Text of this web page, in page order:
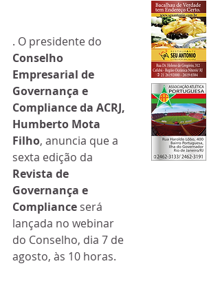
. O presidente do
Conselho
Empresarial de
Governança e
Compliance da ACRJ,
Humberto Mota
Filho, anuncia que a
sexta edição da
Revista de
Governança e
Compliance será
lançada no webinar
do Conselho, dia 7 de
agosto, às 10 horas.